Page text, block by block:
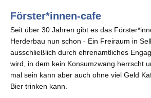
Förster*innen-cafe
Seit über 30 Jahren gibt es das
Herderbau nun schon - Ein Freiraum in
ausschließlich durch ehrenamtliches
wird, in dem kein Konsumzwang herrscht
mal sein kann aber auch ohne viel Geld
Bier trinken kann.